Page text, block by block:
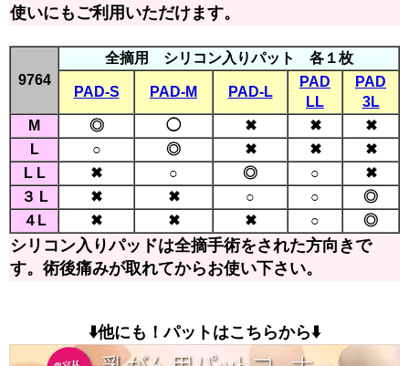
使いにもご利用いただけます。
9764
全摘用 シリコン入りパット 各１枚
PAD-S PAD-M PAD-L
PAD
LL
PAD
3L
M
◎ ◯ ✖ ✖
✖
L
○ ◎ ✖ ✖
✖
L L
✖ ○ ◎ ○
✖
３ L
✖ ✖ ○ ○
◎
４L
✖ ✖ ✖ ○ ◎
シリコン入りパッドは全摘手術をされた方向きで
す。術後痛みが取れてからお使い下さい。
⬇️他にも！パットはこちらから⬇️